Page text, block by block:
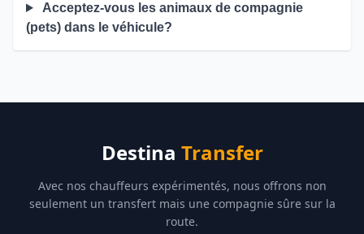
Acceptez-vous les animaux de compagnie
(pets) dans le véhicule?
Destina Transfer
Avec nos chauffeurs expérimentés, nous offrons non
seulement un transfert mais une compagnie sûre sur la
route.